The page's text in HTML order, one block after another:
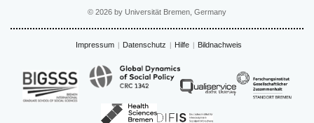
© 2026 by Universität Bremen, Germany
Impressum Datenschutz Hilfe Bildnachweis